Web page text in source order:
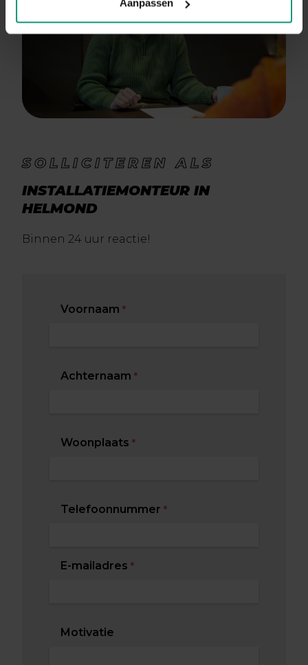
Aanpassen
SOLLICITEREN ALS
INSTALLATIEMONTEUR IN
HELMOND
Binnen 24 uur reactie!
Voornaam *
Achternaam *
Woonplaats *
Telefoonnummer *
E-mailadres *
Motivatie